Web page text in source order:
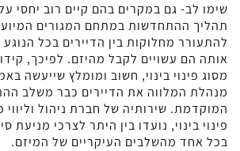
שימו לב- גם במקרים בהם קיים רוב יחסי על
תהליך ההתחדשות במתחם המגורים
להתעורר מחלוקות בין הדיירים בכל הנוגע
אותה הם עשויים לקבל מהיזם. לפיכך,
מסוג פינוי בינוי, חשוב ומומלץ שייעשה
מנהלת המלווה את הדיירים כבר משלב
המוקדמת. שירותיה של חברת ניהול וליווי
פינוי בינוי, נועדו בין היתר לצרכי מניעת
בכל אחד מהשלבים העיקריים של המיזם.